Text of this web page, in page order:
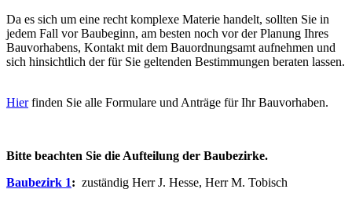
Da es sich um eine recht komplexe Materie handelt, sollten Sie in
jedem Fall vor Baubeginn, am besten noch vor der Planung Ihres
Bauvorhabens, Kontakt mit dem Bauordnungsamt aufnehmen und
sich hinsichtlich der für Sie geltenden Bestimmungen beraten lassen.
Hierfinden Sie alle Formulare und Anträge für Ihr Bauvorhaben.
Bitte beachten Sie die Aufteilung der Baubezirke.
Baubezirk 1: zuständig Herr J. Hesse, Herr M. Tobisch